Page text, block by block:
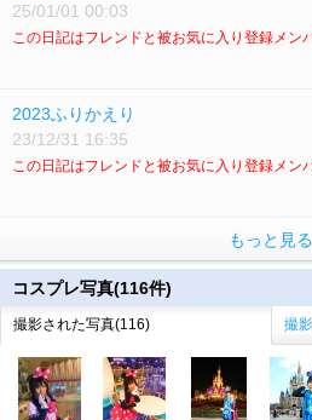
25/01/01 00:03
この日記はフレンドと被お気に入り登録メン
2023ふりかえり
23/12/31 16:35
この日記はフレンドと被お気に入り登録メン
もっと見る
コスプレ写真(116件)
撮影された写真(116) 撮